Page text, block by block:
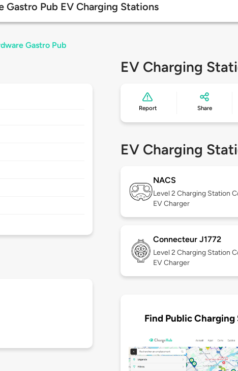
Gastro Pub EV Charging Stations
Gastro Pub
EV Charging
Report Share
EV Charging
NACS
Level 2 Charging Station
EV Charger
Connecteur J1772
Level 2 Charging Station
EV Charger
Find Public Charging